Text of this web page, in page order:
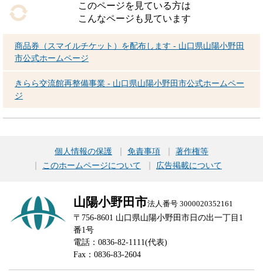
このページを見ている方は
こんなページも見ています
商品券（スマイルチケット）を配布します - 山口県山陽小野田
市公式ホームページ
きらら交流館再整備事業 - 山口県山陽小野田市公式ホームペー
ジ
個人情報の保護 免責事項
著作権等
このホームページについて
広告掲載について
山陽小野田市法人番号 3000020352161
〒756-8601 山口県山陽小野田市日の出一丁目1
番1号
電話：0836-82-1111(代表)
Fax：0836-83-2604